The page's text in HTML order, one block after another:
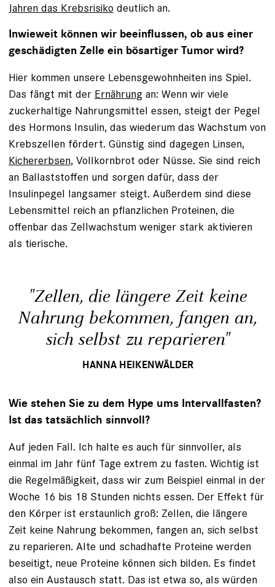
Jahren das Krebsrisiko deutlich an.
Inwieweit können wir beeinflussen, ob aus einer
geschädigten Zelle ein bösartiger Tumor wird?
Hier kommen unsere Lebensgewohnheiten ins Spiel.
Das fängt mit der Ernährung an: Wenn wir viele
zuckerhaltige Nahrungsmittel essen, steigt der Pegel
des Hormons Insulin, das wiederum das Wachstum von
Krebszellen fördert. Günstig sind dagegen Linsen,
Kichererbsen, Vollkornbrot oder Nüsse. Sie sind reich
an Ballaststoffen und sorgen dafür, dass der
Insulinpegel langsamer steigt. Außerdem sind diese
Lebensmittel reich an pflanzlichen Proteinen, die
offenbar das Zellwachstum weniger stark aktivieren
als tierische.
"Zellen, die längere Zeit keine
Nahrung bekommen, fangen an,
sich selbst zu reparieren"
HANNA HEIKENWÄLDER
Wie stehen Sie zu dem Hype ums Intervallfasten?
Ist das tatsächlich sinnvoll?
Auf jeden Fall. Ich halte es auch für sinnvoller, als
einmal im Jahr fünf Tage extrem zu fasten. Wichtig ist
die Regelmäßigkeit, dass wir zum Beispiel einmal in der
Woche 16 bis 18 Stunden nichts essen. Der Effekt für
den Körper ist erstaunlich groß: Zellen, die längere
Zeit keine Nahrung bekommen, fangen an, sich selbst
zu reparieren. Alte und schadhafte Proteine werden
beseitigt, neue Proteine können sich bilden. Es findet
also ein Austausch statt. Das ist etwa so, als würden